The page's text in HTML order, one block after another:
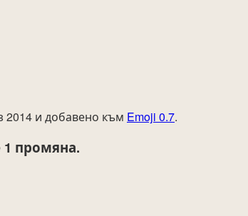
2014 и добавено към Emoji 0.7.
промяна.